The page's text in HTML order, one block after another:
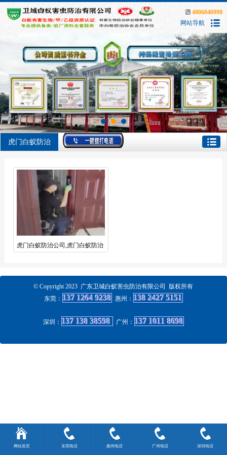
4006846998
网站导航
虎门白蚁防治
虎门白蚁防治公司,虎门白蚁防治
© Copyright 2023 广东卫城白蚁害虫防治有限公司 版权所有
东莞： 137 1264 9238 惠州 ： 138 2427 5151
深圳： 137 138 38598 广州 ： 137 1011 8698
网站首页 东莞电话 惠州电话 广州电话 深圳电话